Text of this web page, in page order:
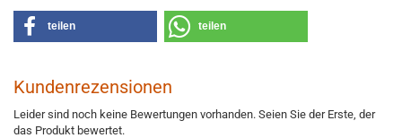
teilen teilen
Kundenrezensionen
Leider sind noch keine Bewertungen vorhanden. Seien Sie der Erste, der
das Produkt bewertet.